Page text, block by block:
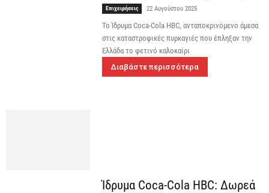
Επιχειρήσεις 22 Αυγούστου 2025
Το Ίδρυμα Coca-Cola HBC, ανταποκρινόμενο άμεσα
στις καταστροφικές πυρκαγιές που έπληξαν την
Ελλάδα το φετινό καλοκαίρι
Διαβάστε περισσότερα
Ίδρυμα Coca-Cola HBC: Δωρεά